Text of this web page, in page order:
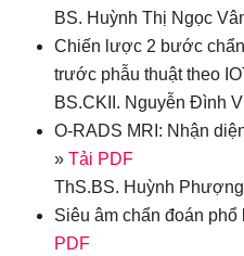
BS. Huỳnh Thị Ngọc
Chiến lược 2 bước
trước phẫu thuật theo
BS.CKII. Nguyễn Đình
O-RADS MRI: Nhận
» Tải PDF
ThS.BS. Huỳnh
Siêu âm chẩn đoán
PDF